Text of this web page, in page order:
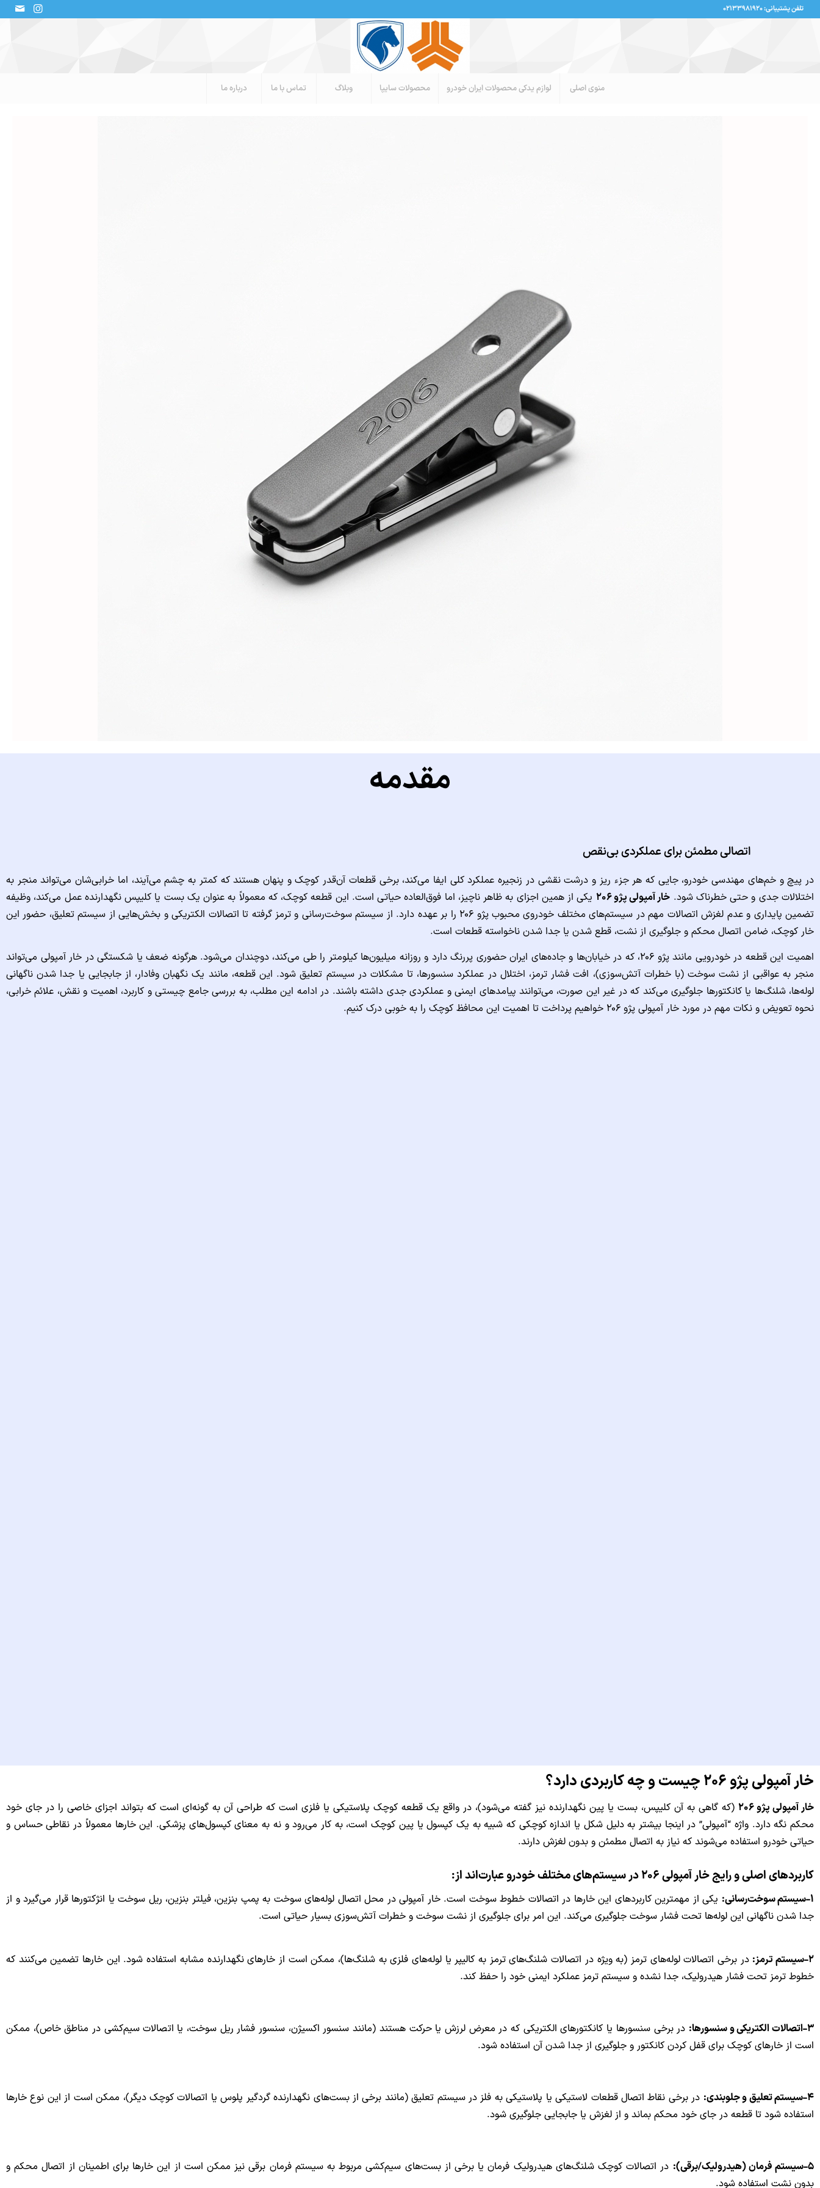
تلفن پشتیبانی: ۰۲۱۳۳۹۸۱۹۲۰
منوی اصلی لوازم یدکی محصولات ایران خودرو محصولات سایپا وبلاگ تماس با ما درباره ما
مقدمه
اتصالی مطمئن برای عملکردی بی‌نقص
در پیچ و خم‌های مهندسی خودرو، جایی که هر جزء ریز و درشت نقشی در زنجیره عملکرد کلی ایفا می‌کند، برخی قطعات آن‌قدر کوچک و پنهان هستند که کمتر به چشم می‌آیند، اما خرابی‌شان می‌تواند منجر به
اختلالات جدی و حتی خطرناک شود. خار آمپولی پژو ۲۰۶
یکی از همین اجزای به ظاهر ناچیز، اما فوق‌العاده حیاتی است. این قطعه کوچک، که معمولاً به عنوان یک بست یا کلیپس نگهدارنده عمل می‌کند، وظیفه
تضمین پایداری و عدم لغزش اتصالات مهم در سیستم‌های مختلف خودروی محبوب پژو ۲۰۶ را بر عهده دارد. از سیستم سوخت‌رسانی و ترمز گرفته تا اتصالات الکتریکی و بخش‌هایی از سیستم تعلیق، حضور این
خار کوچک، ضامن اتصال محکم و جلوگیری از نشت، قطع شدن یا جدا شدن ناخواسته قطعات است.
اهمیت این قطعه در خودرویی مانند پژو ۲۰۶، که در خیابان‌ها و جاده‌های ایران حضوری پررنگ دارد و روزانه میلیون‌ها کیلومتر را طی می‌کند، دوچندان می‌شود. هرگونه ضعف یا شکستگی در خار آمپولی می‌تواند
منجر به عواقبی از نشت سوخت (با خطرات آتش‌سوزی)، افت فشار ترمز، اختلال در عملکرد سنسورها، تا مشکلات در سیستم تعلیق شود. این قطعه، مانند یک نگهبان وفادار، از جابجایی یا جدا شدن ناگهانی
لوله‌ها، شلنگ‌ها یا کانکتورها جلوگیری می‌کند که در غیر این صورت، می‌توانند پیامدهای ایمنی و عملکردی جدی داشته باشند. در ادامه این مطلب، به بررسی جامع چیستی و کاربرد، اهمیت و نقش، علائم خرابی،
نحوه تعویض و نکات مهم در مورد خار آمپولی پژو ۲۰۶ خواهیم پرداخت تا اهمیت این محافظ کوچک را به خوبی درک کنیم.
خار آمپولی پژو ۲۰۶ چیست و چه کاربردی دارد؟
خار آمپولی پژو ۲۰۶
(که گاهی به آن کلیپس، بست یا پین نگهدارنده نیز گفته می‌شود)، در واقع یک قطعه کوچک پلاستیکی یا فلزی است که طراحی آن به گونه‌ای است که بتواند اجزای خاصی را در جای خود
محکم نگه دارد. واژه “آمپولی” در اینجا بیشتر به دلیل شکل یا اندازه کوچکی که شبیه به یک کپسول یا پین کوچک است، به کار می‌رود و نه به معنای کپسول‌های پزشکی. این خارها معمولاً در نقاطی حساس و
حیاتی خودرو استفاده می‌شوند که نیاز به اتصال مطمئن و بدون لغزش دارند.
کاربردهای اصلی و رایج خار آمپولی ۲۰۶ در سیستم‌های مختلف خودرو عبارت‌اند از:
۱-سیستم سوخت‌رسانی: یکی از مهمترین کاربردهای این خارها در اتصالات خطوط سوخت است. خار آمپولی در محل اتصال لوله‌های سوخت به پمپ بنزین، فیلتر بنزین، ریل سوخت یا انژکتورها قرار می‌گیرد و از
جدا شدن ناگهانی این لوله‌ها تحت فشار سوخت جلوگیری می‌کند. این امر برای جلوگیری از نشت سوخت و خطرات آتش‌سوزی بسیار حیاتی است.
۲-سیستم ترمز:
در برخی اتصالات لوله‌های ترمز (به ویژه در اتصالات شلنگ‌های ترمز به کالیپر یا لوله‌های فلزی به شلنگ‌ها)، ممکن است از خارهای نگهدارنده مشابه استفاده شود. این خارها تضمین می‌کنند که
خطوط ترمز تحت فشار هیدرولیک، جدا نشده و سیستم ترمز عملکرد ایمنی خود را حفظ کند.
۳-اتصالات الکتریکی و سنسورها:
در برخی سنسورها یا کانکتورهای الکتریکی که در معرض لرزش یا حرکت هستند (مانند سنسور اکسیژن، سنسور فشار ریل سوخت، یا اتصالات سیم‌کشی در مناطق خاص)، ممکن
است از خارهای کوچک برای قفل کردن کانکتور و جلوگیری از جدا شدن آن استفاده شود.
۴-سیستم تعلیق و جلوبندی:
در برخی نقاط اتصال قطعات لاستیکی یا پلاستیکی به فلز در سیستم تعلیق (مانند برخی از بست‌های نگهدارنده گردگیر پلوس یا اتصالات کوچک دیگر)، ممکن است از این نوع خارها
استفاده شود تا قطعه در جای خود محکم بماند و از لغزش یا جابجایی جلوگیری شود.
۵-سیستم فرمان (هیدرولیک/برقی):
در اتصالات کوچک شلنگ‌های هیدرولیک فرمان یا برخی از بست‌های سیم‌کشی مربوط به سیستم فرمان برقی نیز ممکن است از این خارها برای اطمینان از اتصال محکم و
بدون نشت استفاده شود.